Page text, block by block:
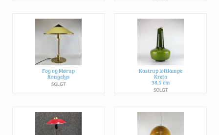
Fog og Mørup
Kongelys
SOLGT
Kastrup loftlampe
Kreta
38,5 cm
SOLGT